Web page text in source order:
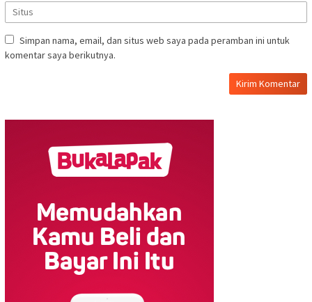
Simpan nama, email, dan situs web saya pada peramban ini untuk
komentar saya berikutnya.